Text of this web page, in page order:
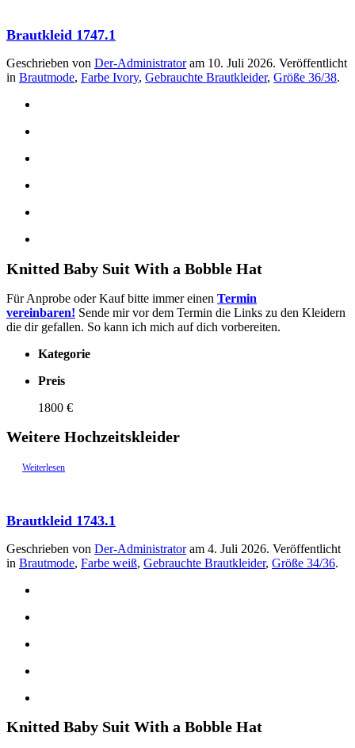
Brautkleid 1747.1
Geschrieben von Der-Administratoram 10. Juli 2026. Veröffentlicht
in Brautmode, Farbe Ivory, Gebrauchte Brautkleider, Größe 36/38.
Knitted Baby Suit With a Bobble Hat
Für Anprobe oder Kauf bitte immer einen Termin
vereinbaren! Sende mir vor dem Termin die Links zu den Kleidern
die dir gefallen. So kann ich mich auf dich vorbereiten.
Kategorie
Preis
1800 €
Weitere Hochzeitskleider
Weiterlesen
Brautkleid 1743.1
Geschrieben von Der-Administratoram 4. Juli 2026. Veröffentlicht
in Brautmode, Farbe weiß, Gebrauchte Brautkleider, Größe 34/36.
Knitted Baby Suit With a Bobble Hat